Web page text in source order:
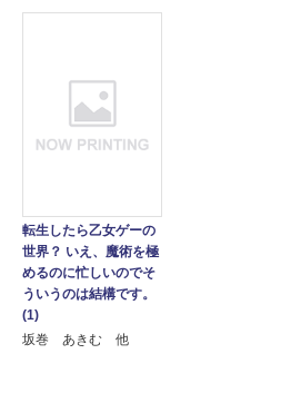
転生したら乙女ゲーの
世界？ いえ、魔術を極
めるのに忙しいのでそ
ういうのは結構です。
(1)
坂巻 あきむ 他